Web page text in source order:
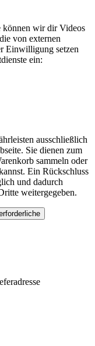
können wir dir Videos
von externen
Einwilligung setzen
ein:
ausschließlich
Sie dienen zum
sammeln oder
Ein Rückschluss
und dadurch
weitergegeben.